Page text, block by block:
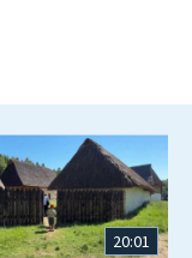
20:01